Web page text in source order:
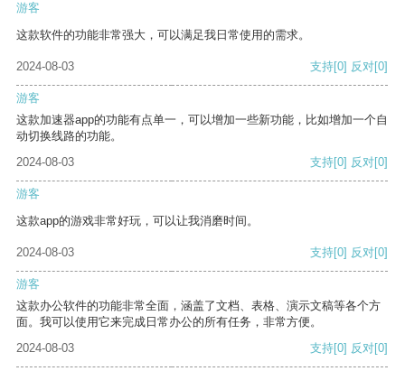
游客
这款软件的功能非常强大，可以满足我日常使用的需求。
2024-08-03 支持[0] 反对[0]
游客
这款加速器app的功能有点单一，可以增加一些新功能，比如增加一个自
动切换线路的功能。
2024-08-03
支持[0] 反对[0]
游客
这款app的游戏非常好玩，可以让我消磨时间。
2024-08-03 支持[0] 反对[0]
游客
这款办公软件的功能非常全面，涵盖了文档、表格、演示文稿等各个方
面。我可以使用它来完成日常办公的所有任务，非常方便。
2024-08-03
支持[0] 反对[0]